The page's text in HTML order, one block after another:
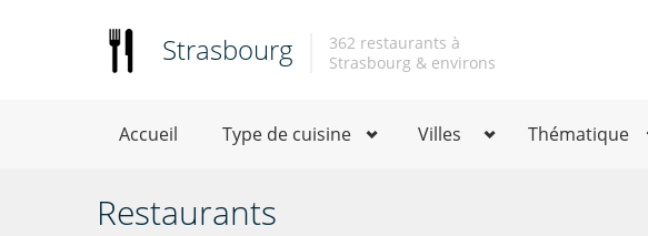
Strasbourg
362 restaurants à
Strasbourg & environs
Accueil Type de cuisine Villes Thématique
Restaurants